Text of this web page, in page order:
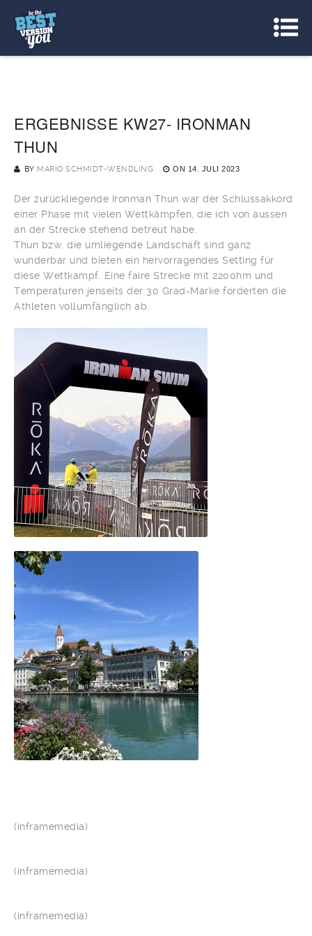
ERGEBNISSE KW27- IRONMAN
THUN
BY MARIO SCHMIDT-WENDLING ON 14. JULI 2023
Der zurückliegende Ironman Thun war der Schlussakkord
einer Phase mit vielen Wettkämpfen, die ich von aussen
an der Strecke stehend betreut habe.
Thun bzw. die umliegende Landschaft sind ganz
wunderbar und bieten ein hervorragendes Setting für
diese Wettkampf. Eine faire Strecke mit 2200hm und
Temperaturen jenseits der 30 Grad-Marke forderten die
Athleten vollumfänglich ab.
(inframemedia)
(inframemedia)
(inframemedia)